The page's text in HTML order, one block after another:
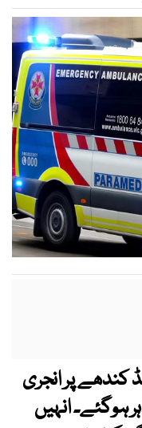
کندھے پر انجری
باہر ہوگئے۔ انہیں